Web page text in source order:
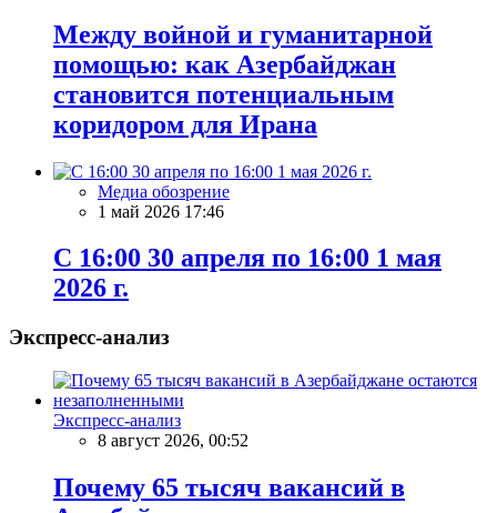
Между войной и гуманитарной
помощью: как Азербайджан
становится потенциальным
коридором для Ирана
Медиа обозрение
1 май 2026 17:46
С 16:00 30 апреля по 16:00 1 мая
2026 г.
Экспресс-анализ
Экспресс-анализ
8 август 2026, 00:52
Почему 65 тысяч вакансий в